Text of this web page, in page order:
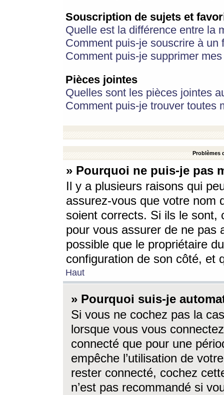
Souscription de sujets et
Quelle est la différence entre la
Comment puis-je souscrire à
Comment puis-je supprimer
Pièces jointes
Quelles sont les pièces jointes
Comment puis-je trouver toutes
Problèmes
» Pourquoi ne puis-je pas
Il y a plusieurs raisons qui
assurez-vous que votre nom
soient corrects. Si ils le sont,
pour vous assurer de ne pas
possible que le propriétaire
configuration de son côté, et
Haut
» Pourquoi suis-je
Si vous ne cochez pas la
lorsque vous vous
connecté que pour une
empêche l’utilisation de
rester connecté, cochez
n’est pas recommandé si